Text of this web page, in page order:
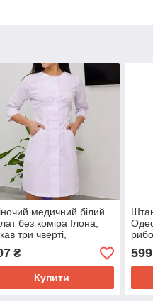
медичний білий
без коміра Ілона,
три чверті,
р-
₴
Купити
р
599